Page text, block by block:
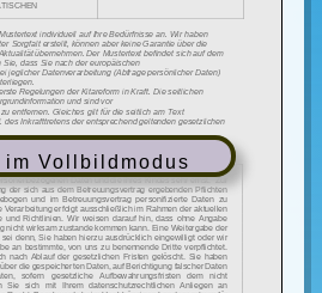
im Vollbildmodus